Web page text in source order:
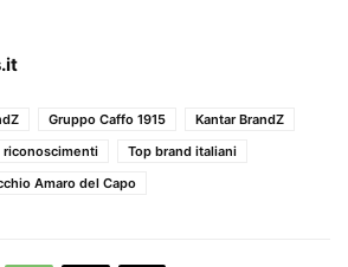
Gruppo Caffo 1915
Kantar BrandZ
riconoscimenti
Top brand italiani
Amaro del Capo